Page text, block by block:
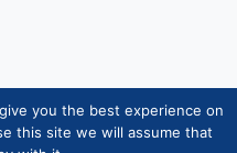
ry 2026 |
|Henkilötietojen
you the best experience on
this site we will assume that